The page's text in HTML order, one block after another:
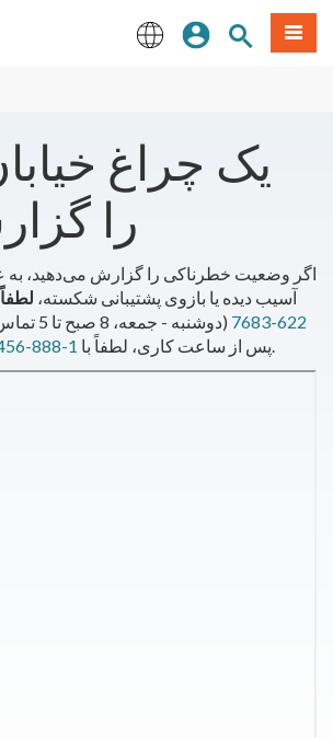
ورودسایتمنو
یک چراغ
را
اگر وضعیت خطرناکی را گزارش می‌دهید، به
آسیب دیده یا بازوی پشتیبانی شکسته، لطفاً
622-7683
(دوشنبه -
پس از ساعت کاری، لطفاً با 1-888-456-7683 تماس بگیرید.